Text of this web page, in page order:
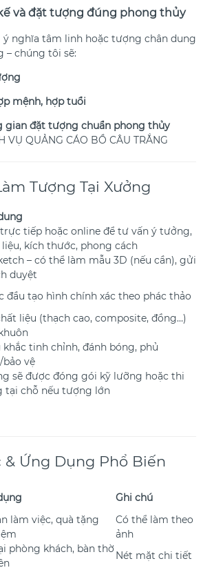
và đặt tượng đúng phong thủy
nghĩa tâm linh hoặc tượng chân dung
– chúng tôi sẽ:
mệnh, hợp tuổi
gian đặt tượng chuẩn phong thủy
Tượng Tại Xưởng
tiếp hoặc online để tư vấn ý tưởng,
kích thước, phong cách
– có thể làm mẫu 3D (nếu cần), gửi
duyệt
đầu tạo hình chính xác theo phác thảo
liệu (thạch cao, composite, đồng…)
tinh chỉnh, đánh bóng, phủ
bảo vệ
sẽ được đóng gói kỹ lưỡng hoặc thi
tại chỗ nếu tượng lớn
& Ứng Dụng Phổ Biến
Ghi chú
làm việc, quà tặng
Có thể làm theo
ảnh
phòng khách, bàn thờ
Nét mặt chi tiết